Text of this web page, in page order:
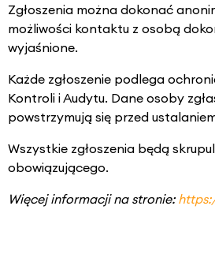
Zgłoszenia można dokonać
możliwości kontaktu z osobą
wyjaśnione.
Każde zgłoszenie podlega
Kontroli i Audytu. Dane osoby
powstrzymują się przed
Wszystkie zgłoszenia będą
obowiązującego.
Więcej informacji na stronie: